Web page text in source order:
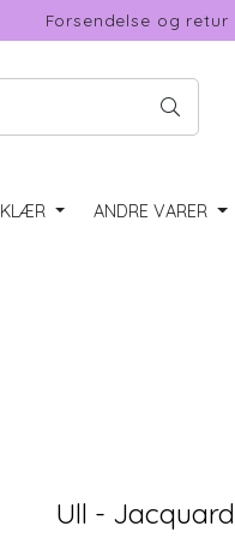
Forsendelse og retur
KLÆR ANDRE VARER
Ull - Jacquard